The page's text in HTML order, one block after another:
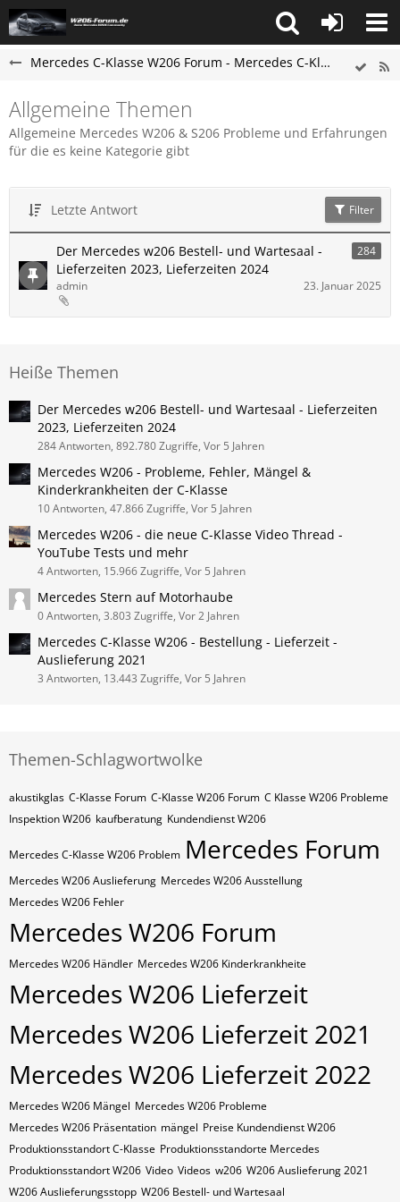
Mercedes C-Klasse W206 Forum - Mercedes C-Klasse S206 Forum
Allgemeine Themen
Allgemeine Mercedes W206 & S206 Probleme und Erfahrungen
für die es keine Kategorie gibt
Letzte Antwort Filter
Der Mercedes w206 Bestell- und Wartesaal -
Lieferzeiten 2023, Lieferzeiten 2024
284
admin 23. Januar 2025
Heiße Themen
Der Mercedes w206 Bestell- und Wartesaal - Lieferzeiten
2023, Lieferzeiten 2024
284 Antworten, 892.780 Zugriffe, Vor 5 Jahren
Mercedes W206 - Probleme, Fehler, Mängel &
Kinderkrankheiten der C-Klasse
10 Antworten, 47.866 Zugriffe, Vor 5 Jahren
Mercedes W206 - die neue C-Klasse Video Thread -
YouTube Tests und mehr
4 Antworten, 15.966 Zugriffe, Vor 5 Jahren
Mercedes Stern auf Motorhaube
0 Antworten, 3.803 Zugriffe, Vor 2 Jahren
Mercedes C-Klasse W206 - Bestellung - Lieferzeit -
Auslieferung 2021
3 Antworten, 13.443 Zugriffe, Vor 5 Jahren
Themen-Schlagwortwolke
akustikglas C-Klasse Forum C-Klasse W206 Forum C Klasse W206 Probleme
Inspektion W206 kaufberatung Kundendienst W206
Mercedes C-Klasse W206 Problem Mercedes Forum
Mercedes W206 Auslieferung Mercedes W206 Ausstellung
Mercedes W206 Fehler
Mercedes W206 Forum
Mercedes W206 Händler Mercedes W206 Kinderkrankheite
Mercedes W206 Lieferzeit
Mercedes W206 Lieferzeit 2021
Mercedes W206 Lieferzeit 2022
Mercedes W206 Mängel Mercedes W206 Probleme
Mercedes W206 Präsentation mängel Preise Kundendienst W206
Produktionsstandort C-Klasse Produktionsstandorte Mercedes
Produktionsstandort W206 Video Videos w206 W206 Auslieferung 2021
W206 Auslieferungsstopp W206 Bestell- und Wartesaal